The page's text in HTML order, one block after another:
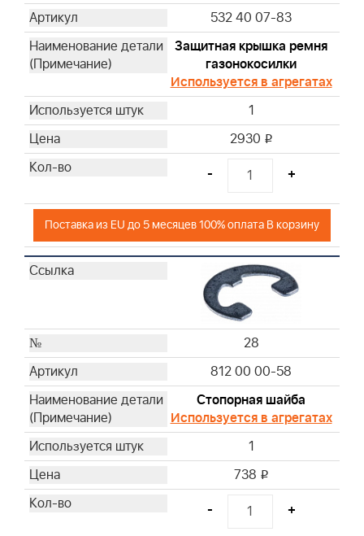
532 40 07-83
Защитная крышка ремня
газонокосилки
Используется в агрегатах
1
2930 i
- +
Поставка из EU до 5 месяцев 100% оплата В корзину
28
812 00 00-58
Стопорная шайба
Используется в агрегатах
1
738 i
- +